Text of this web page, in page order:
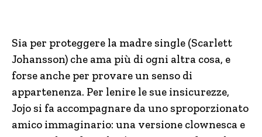
Sia per proteggere la madre single (Scarlett
Johansson) che ama più di ogni altra cosa, e
forse anche per provare un senso di
appartenenza. Per lenire le sue insicurezze,
Jojo si fa accompagnare da uno sproporzionato
amico immaginario: una versione clownesca e